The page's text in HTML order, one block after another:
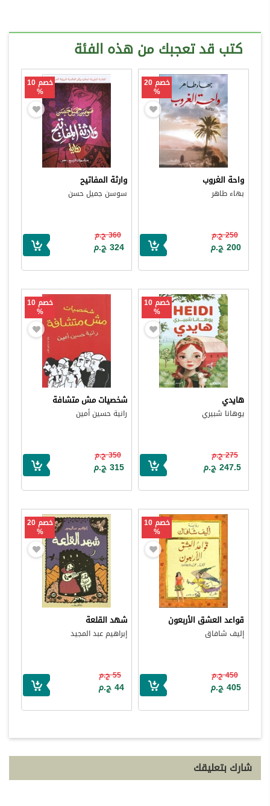
كتب قد تعجبك من هذه الفئة
خصم 20
%
واحة الغروب
بهاء طاهر
250 ج.م
200 ج.م
خصم 10
%
وارثة المفاتيح
سوسن جميل حسن
360 ج.م
324 ج.م
خصم 10
%
هايدي
يوهانا شبيري
275 ج.م
247.5 ج.م
خصم 10
%
شخصيات مش متشافة
رانية حسين أمين
350 ج.م
315 ج.م
خصم 10
%
قواعد العشق الأربعون
إليف شافاق
450 ج.م
405 ج.م
خصم 20
%
شهد القلعة
إبراهيم عبد المجيد
55 ج.م
44 ج.م
شارك بتعليقك